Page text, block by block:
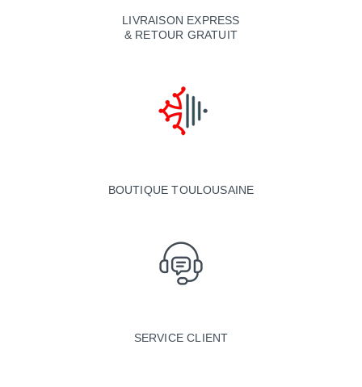
LIVRAISON EXPRESS
& RETOUR GRATUIT
BOUTIQUE TOULOUSAINE
SERVICE CLIENT